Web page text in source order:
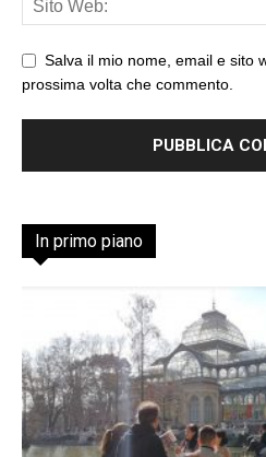
Salva il mio nome, email e sito
prossima volta che commento.
In primo piano